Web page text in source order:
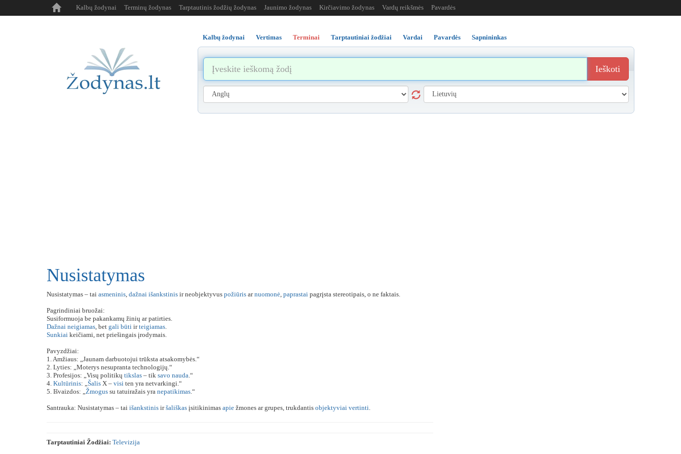
Kalbų žodynai Terminų žodynas Tarptautinis žodžių žodynas Jaunimo žodynas Kirčiavimo žodynas Vardų reikšmės Pavardės
Kalbų žodynai Vertimas Terminai Tarptautiniai žodžiai Vardai Pavardės Sapnininkas
Ieškoti
Nusistatymas
Nusistatymas – tai asmeninis, dažnai išankstinis ir neobjektyvus požiūris arnuomonė, paprastai pagrįsta stereotipais, o ne faktais.
Pagrindiniai bruožai:
Susiformuoja be pakankamų žinių ar patirties.
Dažnai neigiamas, bet gali būti irteigiamas.
Sunkiai keičiami, net priešingais įrodymais.
Pavyzdžiai:
1. Amžiaus: „Jaunam darbuotojui trūksta atsakomybės.“
2. Lyties: „Moterys nesupranta technologijų.“
3. Profesijos: „Visų politikų tikslas – tik savo nauda.“
4. Kultūrinis: „Šalis X – visi ten yra netvarkingi.“
5. Išvaizdos: „Žmogus su tatuiražais yra nepatikimas.“
Santrauka: Nusistatymas – tai išankstinis iršališkas įsitikinimas apie žmones ar grupes, trukdantis objektyviai vertinti.
Tarptautiniai Žodžiai: Televizija